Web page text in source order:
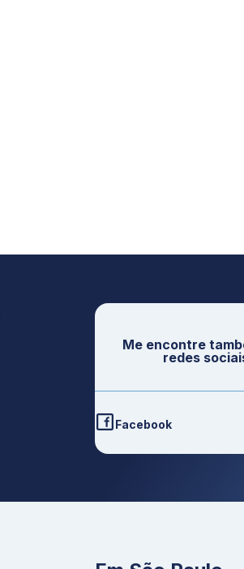
Me encontre
redes
Facebook